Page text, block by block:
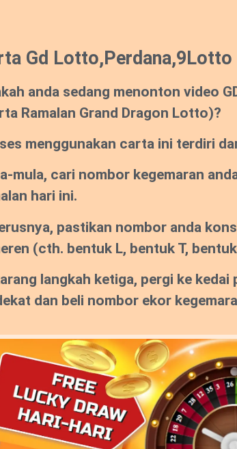
Gd Lotto,Perdana,9Lotto
anda sedang menonton video
Ramalan Grand Dragon Lotto)?
menggunakan carta ini terdiri
mula, cari nombor kegemaran
hari ini.
pastikan nombor anda
(cth. bentuk L, bentuk T,
langkah ketiga, pergi ke kedai
dan beli nombor ekor